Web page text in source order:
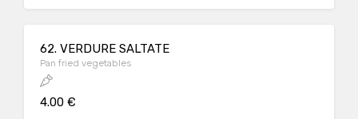
62. VERDURE SALTATE
Pan fried vegetables
4.00 €